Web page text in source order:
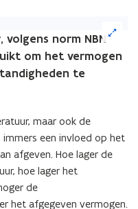
norm NBN
om het vermogen
te
maar ook de
een invloed op het
afgeven. Hoe lager de
hoe lager het
de
het afgegeven vermogen.